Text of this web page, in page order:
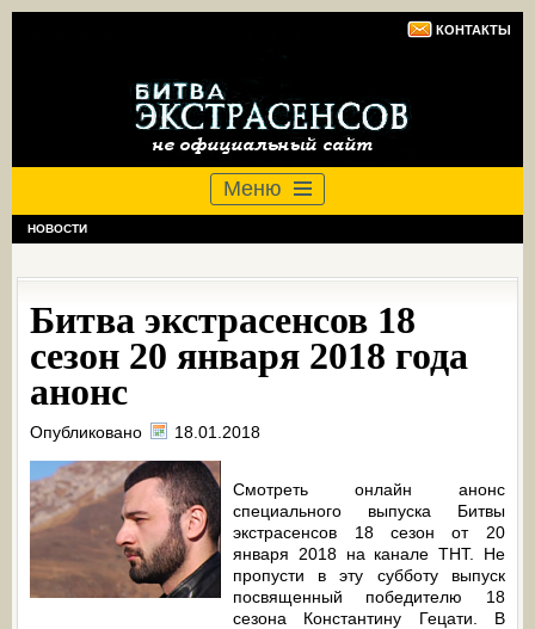
КОНТАКТЫ
Меню
НОВОСТИ
Битва экстрасенсов 18
сезон 20 января 2018 года
анонс
Опубликовано 18.01.2018
Смотреть онлайн анонс
специального выпуска Битвы
экстрасенсов 18 сезон от 20
января 2018 на канале ТНТ. Не
пропусти в эту субботу выпуск
посвященный победителю 18
сезона Константину Гецати. В